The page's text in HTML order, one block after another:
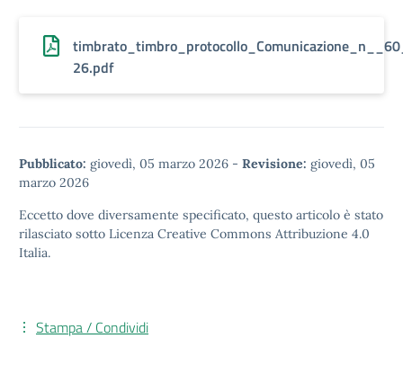
26.pdf
Pubblicato: giovedì, 05 marzo 2026 - Revisione: giovedì, 05
marzo 2026
Eccetto dove diversamente specificato, questo articolo è stato
rilasciato sotto Licenza Creative Commons Attribuzione 4.0
Italia.
Stampa / Condividi